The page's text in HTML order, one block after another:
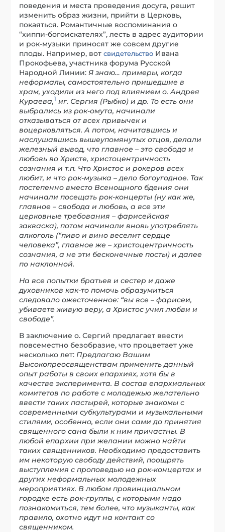
поведения и места проведения досуга, решит
изменить образ жизни, прийти в Церковь,
покаяться. Романтичные воспоминания о
“хиппи-богоискателях”, лесть в адрес аудитории
и рок-музыки приносят же совсем другие
плоды. Например, вотсвидетельство Ивана
Прокофьева, участника форума Русской
Народной Линии:Я знаю… примеры, когда
неформалы, самостоятельно пришедшие в
храм, уходили из него под влиянием о. Андрея
Кураева,1 иг. Сергия (Рыбко) и др. То есть они
выбрались из рок-омута, начинали
отказываться от всех привычек и
воцерковляться. А потом, начитавшись и
наслушавшись вышеупомянутых отцов, делали
железный вывод, что главное – это свобода и
любовь во Христе, христоцентричность
сознания и т.п. Что Христос и рокеров всех
любит, и что рок-музыка – дело богоугодное. Так
постепенно вместо Всенощного бдения они
начинали посещать рок-концерты (ну как же,
главное – свобода и любовь, а все эти
церковные требования – фарисейская
закваска), потом начинали вновь употреблять
алкоголь (“пиво и вино веселит сердце
человека”, главное же – христоцентричность
сознания, а не эти бесконечные посты) и далее
по наклонной.
На все попытки братьев и сестер и даже
духовников как-то помочь образумиться
следовало ожесточенное: “вы все – фарисеи,
убиваете живую веру, а Христос учил любви и
свободе”.
В заключение о. Сергий предлагает ввести
повсеместно безобразие, что процветает уже
несколько лет: Предлагаю Вашим
Высокопреосвященствам применить данный
опыт работы в своих епархиях, хотя бы в
качестве эксперимента. В состав епархиальных
комитетов по работе с молодежью желательно
ввести таких пастырей, которые знакомы с
современными субкультурами и музыкальными
стилями, особенно, если они сами до принятия
священного сана были к ним причастны. В
любой епархии при желании можно найти
таких священников. Необходимо предоставить
им некоторую свободу действий, поощрять
выступления с проповедью на рок-концертах и
других неформальных молодежных
мероприятиях. В любом провинциальном
городке есть рок-группы, с которыми надо
познакомиться, тем более, что музыканты, как
правило, охотно идут на контакт со
священником.